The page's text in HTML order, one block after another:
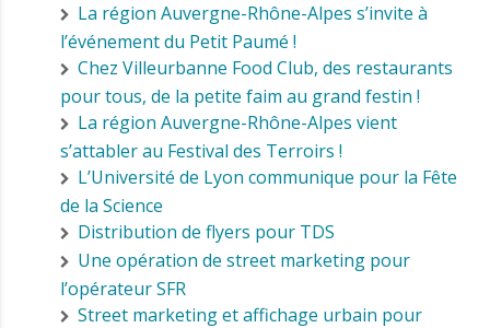
La région Auvergne-Rhône-Alpes s’invite à
l’événement du Petit Paumé !
Chez Villeurbanne Food Club, des restaurants
pour tous, de la petite faim au grand festin !
La région Auvergne-Rhône-Alpes vient
s’attabler au Festival des Terroirs !
L’Université de Lyon communique pour la Fête
de la Science
Distribution de flyers pour TDS
Une opération de street marketing pour
l’opérateur SFR
Street marketing et affichage urbain pour